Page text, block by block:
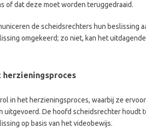
of dat deze moet worden teruggedraaid.
de scheidsrechters hun beslissing
omgekeerd; zo niet, kan het
herzieningsproces
in het herzieningsproces, waarbij ze
De hoofd scheidsrechter houdt
op basis van het videobewijs.